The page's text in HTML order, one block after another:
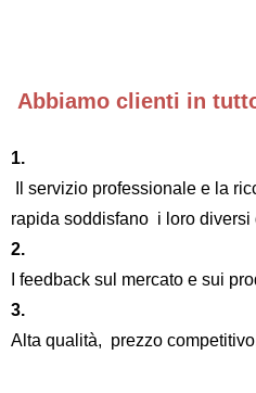
Abbiamo clienti in
1.
Il servizio professionale e la
rapida soddisfano i loro diversi
2.
I feedback sul mercato e sui
3.
Alta qualità, prezzo